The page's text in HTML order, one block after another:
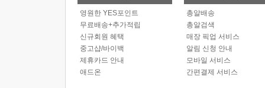
영원한 YES포인트
무료배송+추가적립
신규회원 혜택
중고샵/바이백
제휴카드 안내
애드온
총알배송
총알검색
매장 픽업 서비스
알림 신청 안내
모바일 서비스
간편결제 서비스